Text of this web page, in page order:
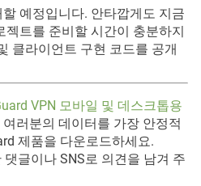
예정입니다. 안타깝게도 지금
젝트를 준비할 시간이 충분하지
클라이언트 구현 코드를 공개
VPN 모바일 및 데스크톱용
러분의 데이터를 가장 안정적
제품을 다운로드하세요.
글이나 SNS로 의견을 남겨 주